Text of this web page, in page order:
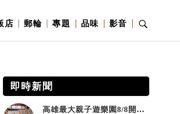
店 郵輪 專題 品味 影音
即時新聞
高雄最大親子遊樂園8/8開幕！30項設施免費玩、YOYO家族嗨翻暑假